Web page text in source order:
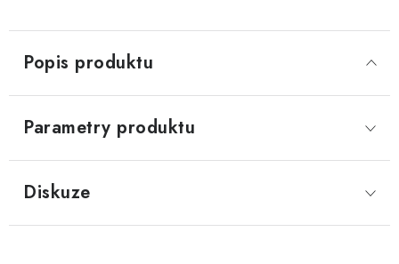
Popis produktu
Parametry produktu
Diskuze